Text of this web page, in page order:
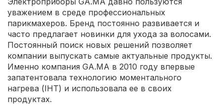
уважением в среде профессиональных
парикмахеров. Бренд постоянно развивается и
часто предлагает новинки для ухода за волосами.
Постоянный поиск новых решений позволяет
компании выпускать самые актуальные продукты.
Именно компания GA.MA в 2010 году впервые
запатентовала технологию моментального
нагрева (IHT) и использовала ее в своих
продуктах.